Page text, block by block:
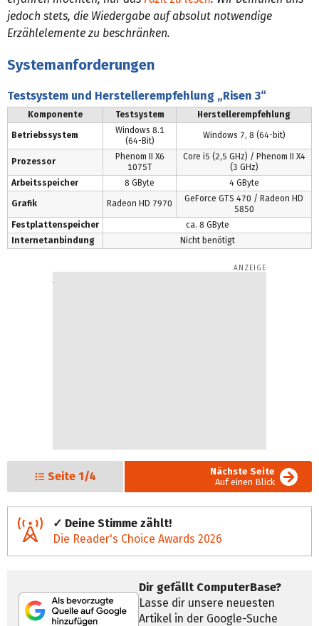
jedoch stets, die Wiedergabe auf absolut notwendige
Erzählelemente zu beschränken.
Systemanforderungen
Testsystem und Herstellerempfehlung „Risen 3“
Komponente Testsystem Herstellerempfehlung
Betriebssystem
Windows 8.1
(64-Bit)
Windows 7, 8 (64-bit)
Prozessor
Phenom II X6
1075T
Core i5 (2,5 GHz) / Phenom II X4
(3 GHz)
Arbeitsspeicher
8 GByte 4 GByte
Grafik Radeon HD 7970
GeForce GTS 470 / Radeon HD
5850
Festplattenspeicher
ca. 8 GByte
Internetanbindung
Nicht benötigt
Seite 1/4
Nächste Seite
Auf einen Blick
✓ Deine Stimme zählt!
Die Reader's Choice Awards 2026
Dir gefällt ComputerBase?
Lasse dir unsere neuesten
Artikel in der Google-Suche